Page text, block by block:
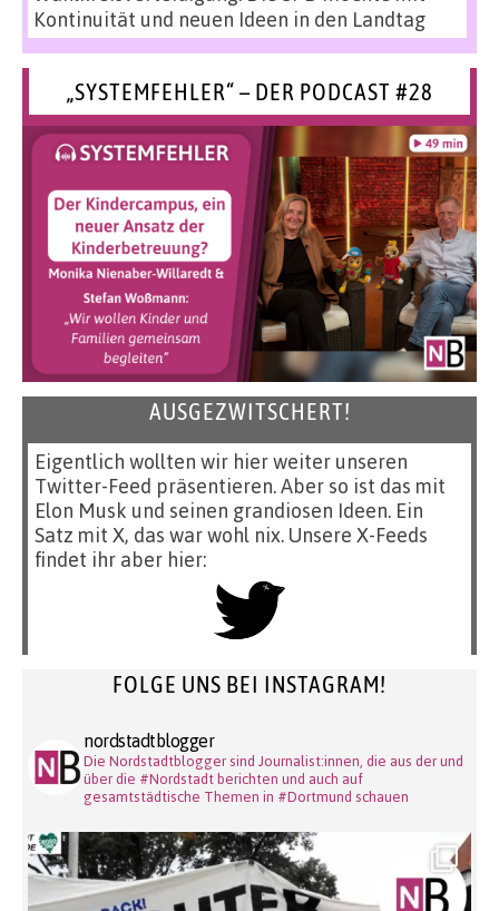
Kontinuität und neuen Ideen in den Landtag
„SYSTEMFEHLER“ – DER PODCAST #28
AUSGEZWITSCHERT!
Eigentlich wollten wir hier weiter unseren
Twitter-Feed präsentieren. Aber so ist das mit
Elon Musk und seinen grandiosen Ideen. Ein
Satz mit X, das war wohl nix. Unsere X-Feeds
findet ihr aber hier:
FOLGE UNS BEI INSTAGRAM!
nordstadtblogger
Die Nordstadtblogger sind Journalist:innen, die aus der und
über die #Nordstadt berichten und auch auf
gesamtstädtische Themen in #Dortmund schauen